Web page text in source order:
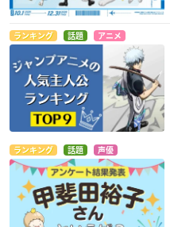
ランキング 話題 アニメ
ランキング 話題 声優